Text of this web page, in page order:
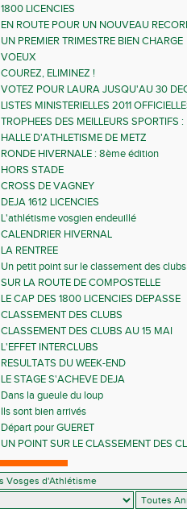
1800 LICENCIES
EN ROUTE POUR UN NOUVEAU
UN PREMIER TRIMESTRE BIEN CHARGE
VOEUX
COUREZ, ELIMINEZ !
VOTEZ POUR LAURA JUSQU'AU 30
LISTES MINISTERIELLES 2011
TROPHEES DES MEILLEURS SPORTIFS
POUR LAURA MICLO
HALLE D'ATHLETISME DE METZ
RONDE HIVERNALE : 8ème édition
HORS STADE
CROSS DE VAGNEY
DEJA 1612 LICENCIES
L'athlétisme vosgien endeuillé
CALENDRIER HIVERNAL
LA RENTREE
Un petit point sur le classement des clubs
SUR LA ROUTE DE COMPOSTELLE
LE CAP DES 1800 LICENCIES DEPASSE
CLASSEMENT DES CLUBS
CLASSEMENT DES CLUBS AU 15 MAI
L'EFFET INTERCLUBS
RESULTATS DU WEEK-END
LE STAGE S'ACHEVE DEJA
Dans la gueule du loup
Ils sont bien arrivés
Départ pour GUERET
UN POINT SUR LE CLASSEMENT DES